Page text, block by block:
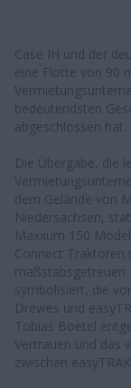
Case IH und der
eine Flotte von 90
bedeutendsten
abgeschlossen hat.
Die Übergabe, die
dem Gelände von
Niedersachsen,
Maxxum 150
Connect Traktoren
maßstabsgetreuen
symbolisiert, die
Drewes und
Tobias Boetel
Vertrauen und das
zwischen